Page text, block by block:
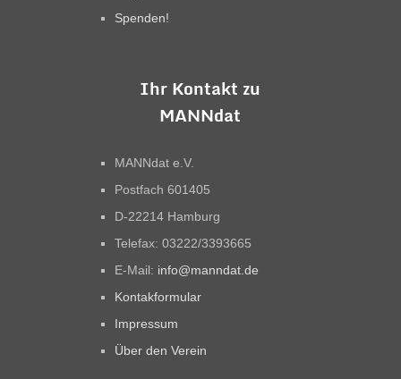
Spenden!
Ihr Kontakt zu
MANNdat
MANNdat e.V.
Postfach 601405
D-22214 Hamburg
Telefax: 03222/3393665
E-Mail: info@manndat.de
Kontakformular
Impressum
Über den Verein